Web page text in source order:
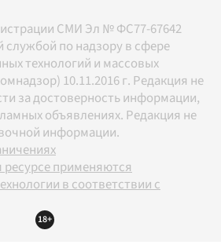
СМИ Эл № ФС77-67642
по надзору в сфере
технологий и массовых
10.11.2016 г. Редакция не
за достоверность информации,
объявлениях. Редакция не
информации.
применяются
в соответствии с
18+